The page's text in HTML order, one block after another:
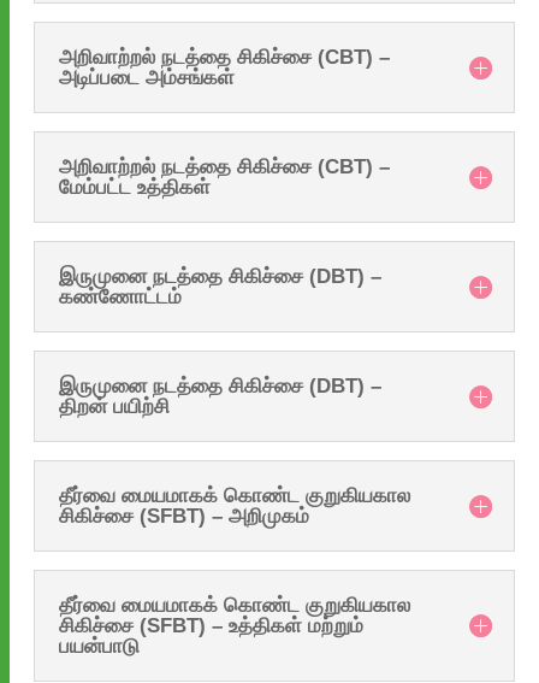
அறிவாற்றல் நடத்தை சிகிச்சை (CBT) –
அடிப்படை அம்சங்கள்
அறிவாற்றல் நடத்தை சிகிச்சை (CBT) –
மேம்பட்ட உத்திகள்
இருமுனை நடத்தை சிகிச்சை (DBT) –
கண்ணோட்டம்
இருமுனை நடத்தை சிகிச்சை (DBT) –
திறன் பயிற்சி
தீர்வை மையமாகக் கொண்ட குறுகியகால
சிகிச்சை (SFBT) – அறிமுகம்
தீர்வை மையமாகக் கொண்ட குறுகியகால
சிகிச்சை (SFBT) – உத்திகள் மற்றும்
பயன்பாடு